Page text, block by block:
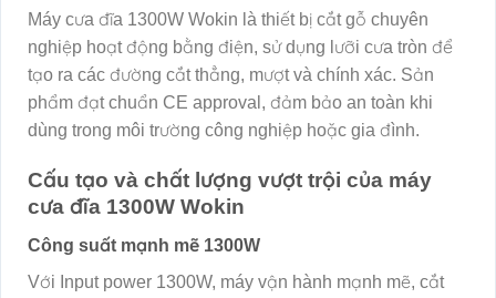
Máy cưa đĩa 1300W Wokin là thiết bị cắt gỗ chuyên
nghiệp hoạt động bằng điện, sử dụng lưỡi cưa tròn để
tạo ra các đường cắt thẳng, mượt và chính xác. Sản
phẩm đạt chuẩn CE approval, đảm bảo an toàn khi
dùng trong môi trường công nghiệp hoặc gia đình.
Cấu tạo và chất lượng vượt trội của máy
cưa đĩa 1300W Wokin
Công suất mạnh mẽ 1300W
Với Input power 1300W, máy vận hành mạnh mẽ, cắt